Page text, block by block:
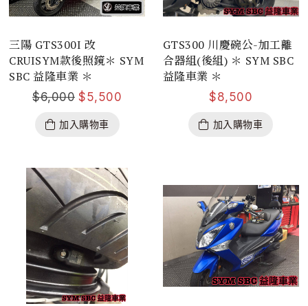
三陽 GTS300I 改
CRUISYM款後照鏡＊ SYM
SBC 益隆車業 ＊
$6,000 $5,500
加入購物車
GTS300 川慶碗公-加工離
合器組(後組) ＊ SYM SBC
益隆車業 ＊
$8,500
加入購物車